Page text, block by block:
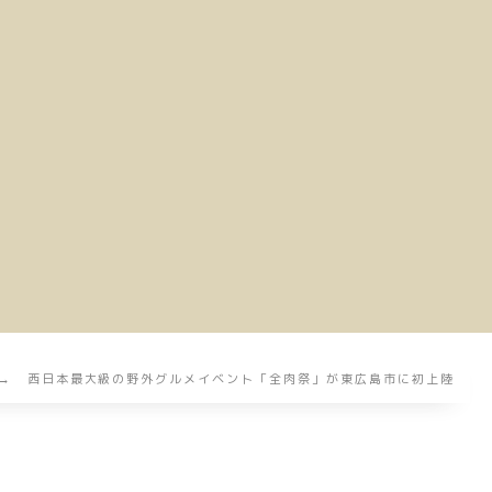
西日本最大級の野外グルメイベント「全肉祭」が東広島市に初上陸